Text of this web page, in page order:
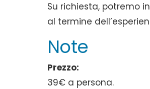
Su richiesta, potremo
al termine
Note
Prezzo:
39€ a persona.